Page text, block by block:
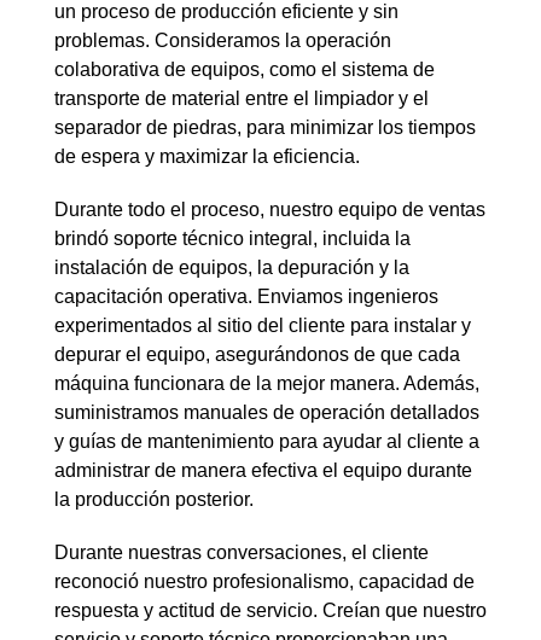
un proceso de producción eficiente y sin
problemas. Consideramos la operación
colaborativa de equipos, como el sistema de
transporte de material entre el limpiador y el
separador de piedras, para minimizar los tiempos
de espera y maximizar la eficiencia.
Durante todo el proceso, nuestro equipo de ventas
brindó soporte técnico integral, incluida la
instalación de equipos, la depuración y la
capacitación operativa. Enviamos ingenieros
experimentados al sitio del cliente para instalar y
depurar el equipo, asegurándonos de que cada
máquina funcionara de la mejor manera. Además,
suministramos manuales de operación detallados
y guías de mantenimiento para ayudar al cliente a
administrar de manera efectiva el equipo durante
la producción posterior.
Durante nuestras conversaciones, el cliente
reconoció nuestro profesionalismo, capacidad de
respuesta y actitud de servicio. Creían que nuestro